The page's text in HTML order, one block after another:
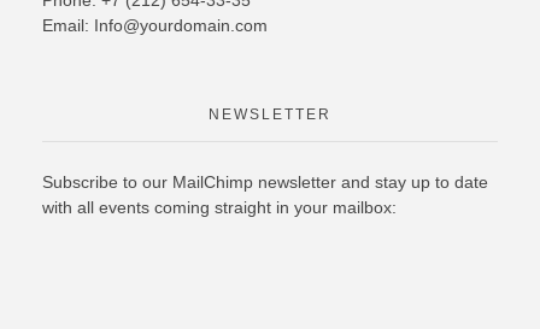
Email: Info@yourdomain.com
NEWSLETTER
Subscribe to our MailChimp newsletter and stay up to date
with all events coming straight in your mailbox: